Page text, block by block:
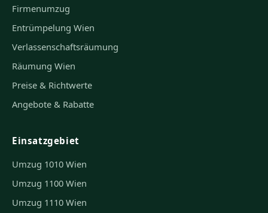
Firmenumzug
Entrümpelung Wien
Verlassenschaftsräumung
Räumung Wien
Preise & Richtwerte
Angebote & Rabatte
Einsatzgebiet
Umzug 1010 Wien
Umzug 1100 Wien
Umzug 1110 Wien